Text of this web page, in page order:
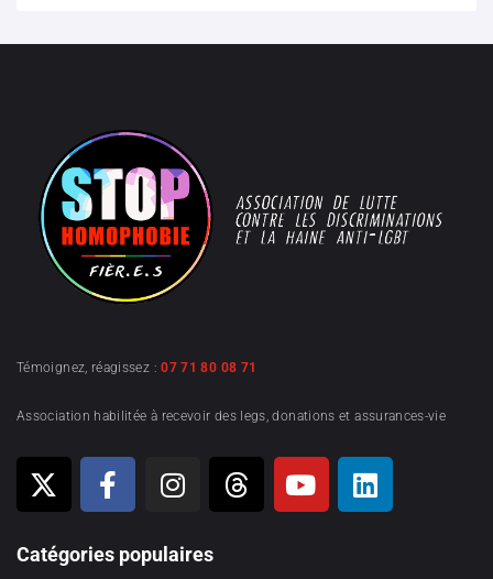
Témoignez, réagissez :07 71 80 08 71
Association habilitée à recevoir des legs, donations et assurances-vie
Catégories populaires